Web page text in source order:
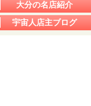
大分の名店紹介
宇宙人店主ブログ